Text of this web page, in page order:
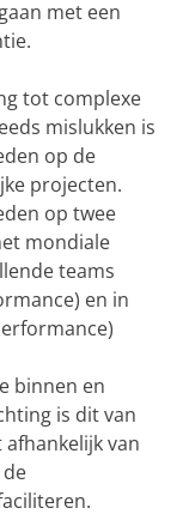
met een
tot complexe
mislukken is
op de
projecten.
op twee
mondiale
teams
en in
binnen en
is dit van
van